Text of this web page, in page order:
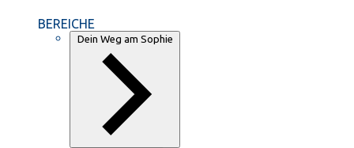
BEREICHE
Dein Weg am Sophie